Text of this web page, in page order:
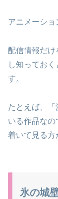
アニメーショ
配信情報だ
し知ってお
す。
たとえば、
いる作品な
着いて見る方
氷の城